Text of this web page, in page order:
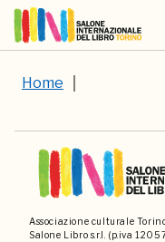
Home
Associazione culturale
Salone Libro s.r.l. (p.iva